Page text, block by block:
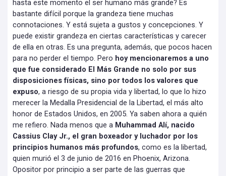
hasta este momento el ser humano más grande? Es
bastante difícil porque la grandeza tiene muchas
connotaciones. Y está sujeta a gustos y concepciones. Y
puede existir grandeza en ciertas características y carecer
de ella en otras. Es una pregunta, además, que pocos hacen
para no perder el tiempo. Pero hoy mencionaremos a uno
que fue considerado El Más Grande no solo por sus
disposiciones físicas, sino por todos los valores que
expuso, a riesgo de su propia vida y libertad, lo que lo hizo
merecer la Medalla Presidencial de la Libertad, el más alto
honor de Estados Unidos, en 2005. Ya saben ahora a quién
me refiero. Nada menos que a Muhammad Alí, nacido
Cassius Clay Jr., el gran boxeador y luchador por los
principios humanos más profundos, como es la libertad,
quien murió el 3 de junio de 2016 en Phoenix, Arizona.
Opositor por principio a ser parte de las guerras que